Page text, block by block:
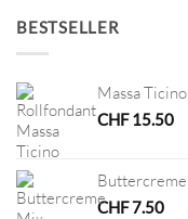
BESTSELLER
Massa
CHF15.50
CHF7.50